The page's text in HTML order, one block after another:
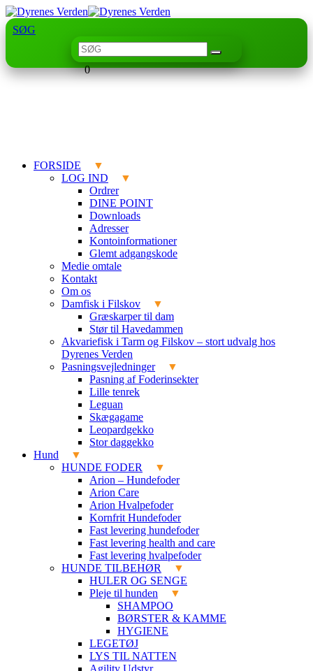
SØG
0
FORSIDE
LOG IND
Ordrer
DINE POINT
Downloads
Adresser
Kontoinformationer
Glemt adgangskode
Medie omtale
Kontakt
Om os
Damfisk i Filskov
Græskarper til dam
Stør til Havedammen
Akvariefisk i Tarm og Filskov – stort udvalg hos
Dyrenes Verden
Pasningsvejledninger
Pasning af Foderinsekter
Lille tenrek
Leguan
Skægagame
Leopardgekko
Stor daggekko
Hund
HUNDE FODER
Arion – Hundefoder
Arion Care
Arion Hvalpefoder
Kornfrit Hundefoder
Fast levering hundefoder
Fast levering health and care
Fast levering hvalpefoder
HUNDE TILBEHØR
HULER OG SENGE
Pleje til hunden
SHAMPOO
BØRSTER & KAMME
HYGIENE
LEGETØJ
LYS TIL NATTEN
Agility Udstyr